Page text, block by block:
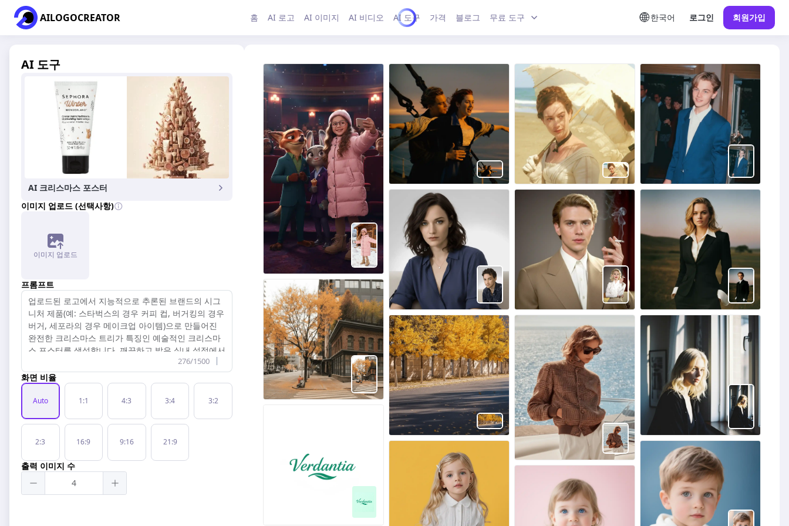
AILOGOCREATOR 홈 AI 로고 AI 이미지 AI 비디오 AI 도구 가격 블로그 무료 도구 한국어 로그인 회원가입
AI 도구
AI 크리스마스 포스터
이미지 업로드 (선택사항)
이미지 업로드
프롬프트
276/1500
화면 비율
Auto 1:1 4:3 3:4 3:2
2:3 16:9 9:16 21:9
출력 이미지 수